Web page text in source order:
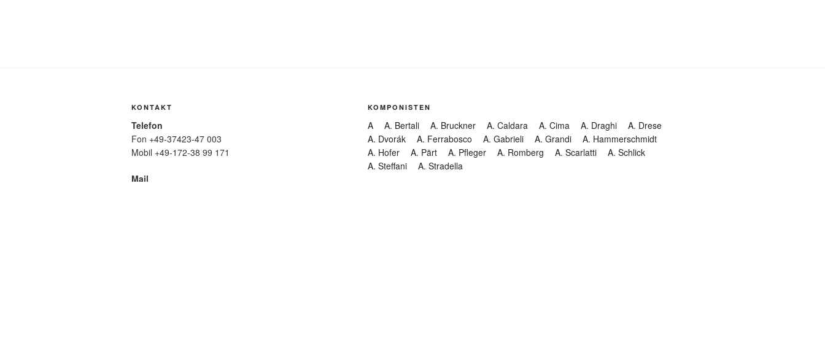
KONTAKT
Telefon
Fon +49-37423-47 003
Mobil +49-172-38 99 171
Mail
KOMPONISTEN
A A. Bertali A. Bruckner A. Caldara A. Cima A. Draghi
A. Drese
A. Dvorák
A. Ferrabosco A. Gabrieli A. Grandi
A. Hammerschmidt
A. Hofer
A. Pärt A. Pfleger A. Romberg A. Scarlatti
A. Schlick
A. Steffani
A. Stradella